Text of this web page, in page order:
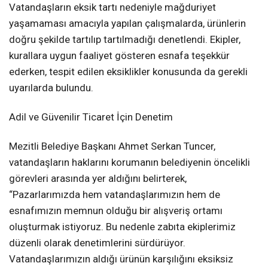
Vatandaşların eksik tartı nedeniyle mağduriyet
yaşamaması amacıyla yapılan çalışmalarda, ürünlerin
doğru şekilde tartılıp tartılmadığı denetlendi. Ekipler,
kurallara uygun faaliyet gösteren esnafa teşekkür
ederken, tespit edilen eksiklikler konusunda da gerekli
uyarılarda bulundu.
Adil ve Güvenilir Ticaret İçin Denetim
Mezitli Belediye Başkanı Ahmet Serkan Tuncer,
vatandaşların haklarını korumanın belediyenin öncelikli
görevleri arasında yer aldığını belirterek,
“Pazarlarımızda hem vatandaşlarımızın hem de
esnafımızın memnun olduğu bir alışveriş ortamı
oluşturmak istiyoruz. Bu nedenle zabıta ekiplerimiz
düzenli olarak denetimlerini sürdürüyor.
Vatandaşlarımızın aldığı ürünün karşılığını eksiksiz